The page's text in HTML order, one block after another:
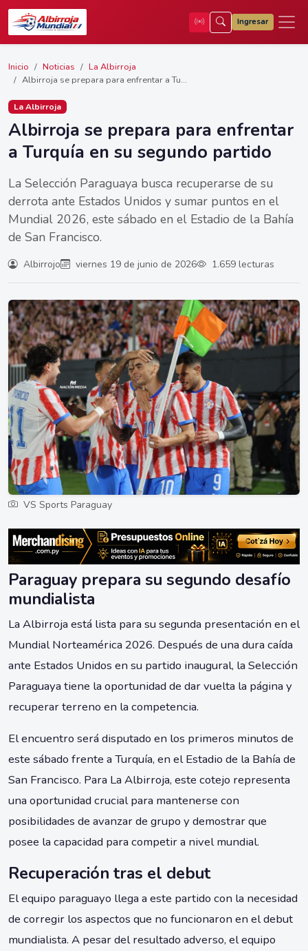
Ingresar
Inicio Noticias
La Albirroja
Albirroja se prepara para enfrentar a Tu...
La Albirroja
Albirroja se prepara para enfrentar
a Turquía en su segundo partido
La Selección Paraguaya busca recuperarse de su
derrota ante Estados Unidos y sumar puntos en el
Mundial 2026, este sábado en el Estadio de la Bahía
de San Francisco.
Albirrojo viernes 19 de junio de 2026 1.659 lecturas
VS Sports Paraguay
Paraguay prepara su segundo desafío
mundialista
La Albirroja está lista para su segunda presentación en el
Mundial Norteamérica 2026. Después de una dura caída
ante Estados Unidos en su partido inaugural, la Selección
Paraguaya tiene la oportunidad de dar vuelta la página y
recuperar terreno en la competencia.
El encuentro será disputado en los primeros minutos de
este sábado frente a Turquía, en el Estadio de la Bahía de
San Francisco. Para La Albirroja, este cotejo representa
una oportunidad crucial para mantenerse con
posibilidades de avanzar de grupo y demostrar que
posee la capacidad para competir a nivel mundial.
Recuperación tras el debut
El equipo paraguayo llega a este partido con la necesidad
de corregir los aspectos que no funcionaron en el debut
mundialista. A pesar del resultado adverso, el equipo